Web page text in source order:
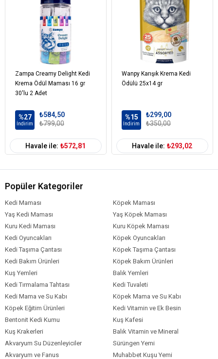
Nem %88,0
Zampa Creamy Delight Kedi
Krema Ödül Maması 16 gr
30'lu 2 Adet
%27
İndirim
₺584,50
₺799,00
Havale ile: ₺572,81
Wanpy Karışık Krema Kedi
Ödülü 25x14 gr
%15
İndirim
₺299,00
₺350,00
Havale ile: ₺293,02
Popüler Kategoriler
Kedi Maması
Köpek Maması
Yaş Kedi Maması
Yaş Köpek Maması
Kuru Kedi Maması
Kuru Köpek Maması
Kedi Oyuncakları
Köpek Oyuncakları
Kedi Taşıma Çantası
Köpek Taşıma Çantası
Kedi Bakım Ürünleri
Köpek Bakım Ürünleri
Kuş Yemleri
Balık Yemleri
Kedi Tırmalama Tahtası
Kedi Tuvaleti
Kedi Mama ve Su Kabı
Köpek Mama ve Su Kabı
Köpek Eğitim Ürünleri
Kedi Vitamin ve Ek Besin
Bentonit Kedi Kumu
Kuş Kafesi
Kuş Krakerleri
Balık Vitamin ve Mineral
Akvaryum Su Düzenleyiciler
Sürüngen Yemi
Akvaryum ve Fanus
Muhabbet Kuşu Yemi